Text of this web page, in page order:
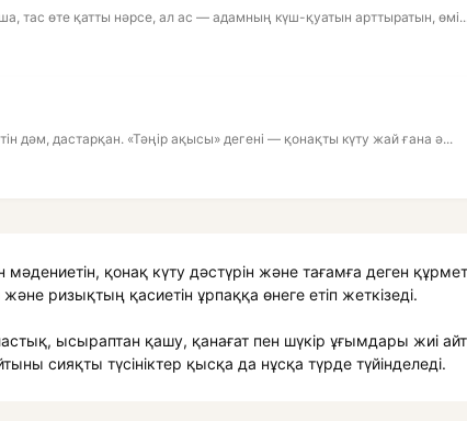
тас өте қатты нәрсе, ал ас — адамның күш-қуатын арттыратын,
дәм, дастарқан. «Тәңір ақысы» дегені — қонақты күту жай ғана ә...
қонақ күту дәстүрін және тағамға деген
ризықтың қасиетін ұрпаққа өнеге етіп жеткізеді.
ысыраптан қашу, қанағат пен шүкір ұғымдары жиі
сияқты түсініктер қысқа да нұсқа түрде түйінделеді.